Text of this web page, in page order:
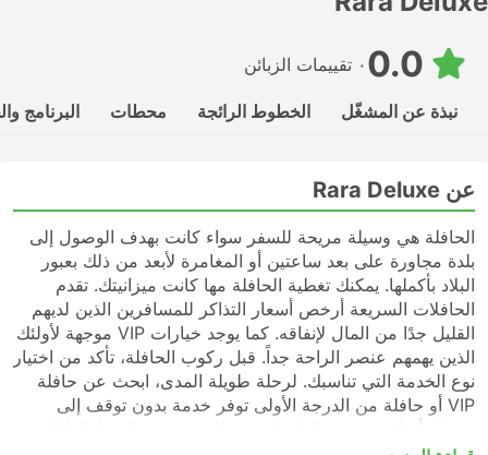
٠ تقييمات الزبائن
نبذة عن المشغّل الخطوط الرائجة محطات البرنامج
عن Rara Deluxe
الحافلة هي وسيلة مريحة للسفر سواء كانت بهدف الوصول إلى
بلدة مجاورة على بعد ساعتين أو المغامرة لأبعد من ذلك بعبور
البلاد بأكملها. يمكنك تغطية الحافلة مها كانت ميزانيتك. تقدم
الحافلات السريعة أرخص أسعار التذاكر للمسافرين الذين لديهم
القليل جدًا من المال لإنفاقه. كما يوجد خيارات VIP موجهة لأولئك
الذين يهمهم عنصر الراحة جداً. قبل ركوب الحافلة، تأكد من اختيار
نوع الخدمة التي تناسبك. لرحلة طويلة المدى، ابحث عن حافلة
VIP أو حافلة من الدرجة الأولى توفر خدمة بدون توقف إلى